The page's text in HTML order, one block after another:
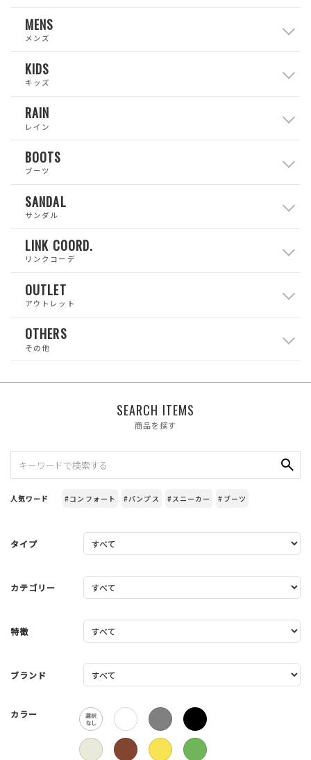
MENS
メンズ
KIDS
キッズ
RAIN
レイン
BOOTS
ブーツ
SANDAL
サンダル
LINK COORD.
リンクコーデ
OUTLET
アウトレット
OTHERS
その他
SEARCH ITEMS
商品を探す
人気ワード #コンフォート #パンプス #スニーカー #ブーツ
タイプ
カテゴリー
特徴
ブランド
カラー